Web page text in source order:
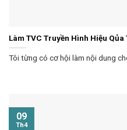
Làm TVC Truyền Hình Hiệu Qủa
Tôi từng có cơ hội làm nội dung
09
Th4